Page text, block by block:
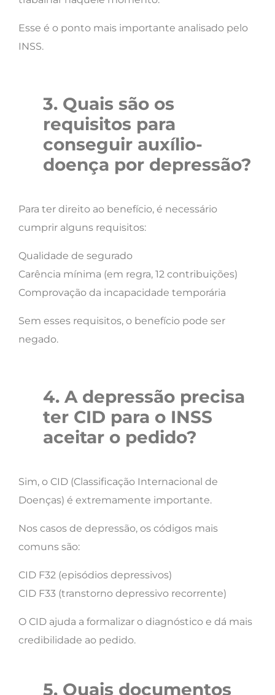
Esse é o ponto mais importante analisado pelo
INSS.
3. Quais são os
requisitos para
conseguir auxílio-
doença por depressão?
Para ter direito ao benefício, é necessário
cumprir alguns requisitos:
Qualidade de segurado
Carência mínima (em regra, 12 contribuições)
Comprovação da incapacidade temporária
Sem esses requisitos, o benefício pode ser
negado.
4. A depressão precisa
ter CID para o INSS
aceitar o pedido?
Sim, o CID (Classificação Internacional de
Doenças) é extremamente importante.
Nos casos de depressão, os códigos mais
comuns são:
CID F32 (episódios depressivos)
CID F33 (transtorno depressivo recorrente)
O CID ajuda a formalizar o diagnóstico e dá mais
credibilidade ao pedido.
5. Quais documentos